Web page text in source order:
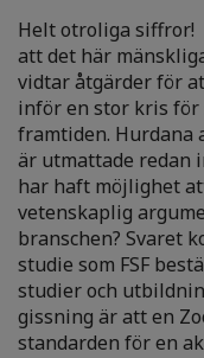
Helt otroliga siffror!
att det här
vidtar åtgärder för
inför en stor kris för
framtiden. Hurdana
är utmattade redan
har haft möjlighet
vetenskaplig
branschen? Svaret
studie som FSF
studier och
gissning är att en
standarden för en